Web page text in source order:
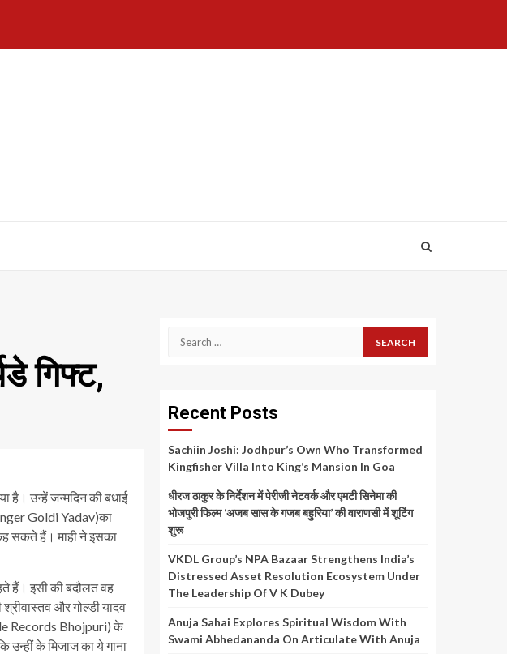
गिफ्ट,
है। उन्हें जन्मदिन की बधाई
Goldi Yadav)का
सकते हैं। माही ने इसका
हैं। इसी की बदौलत वह
और गोल्डी यादव
Records Bhojpuri) के
उन्हीं के मिजाज का ये गाना
Search
Recent Posts
Sachiin Joshi: Jodhpur’s Own Who Transformed
Kingfisher Villa Into King’s Mansion In Goa
धीरज ठाकुर के निर्देशन में पेरीजी नेटवर्क और एमटी सिनेमा की
भोजपुरी फिल्म ‘अजब सास के गजब बहुरिया’ की वाराणसी में शूटिंग
शुरू
VKDL Group’s NPA Bazaar Strengthens India’s
Distressed Asset Resolution Ecosystem Under
The Leadership Of V K Dubey
Anuja Sahai Explores Spiritual Wisdom With
Swami Abhedananda On Articulate With Anuja